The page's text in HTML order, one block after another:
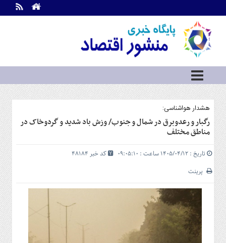
اطلاعات
تماس
ما
درباره
ما
سرویس
ها
خانه
بازار
سرمایه
و
بورس
و
شهری
گاز
هشدار هواشناسی:
رگبار و رعدوبرق در شمال و جنوب/ وزش باد شدید و گردوخاک در
مناطق مختلف
تاریخ : ۱۴۰۵/۰۴/۱۲ ساعت : ۰۹:۰۵:۱۰
کد خبر 48184
پرینت